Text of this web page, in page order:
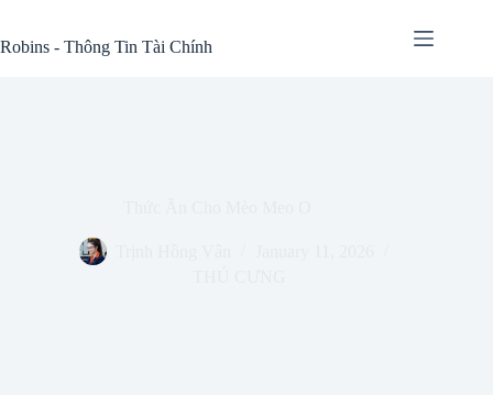
content
Robins - Thông Tin Tài Chính